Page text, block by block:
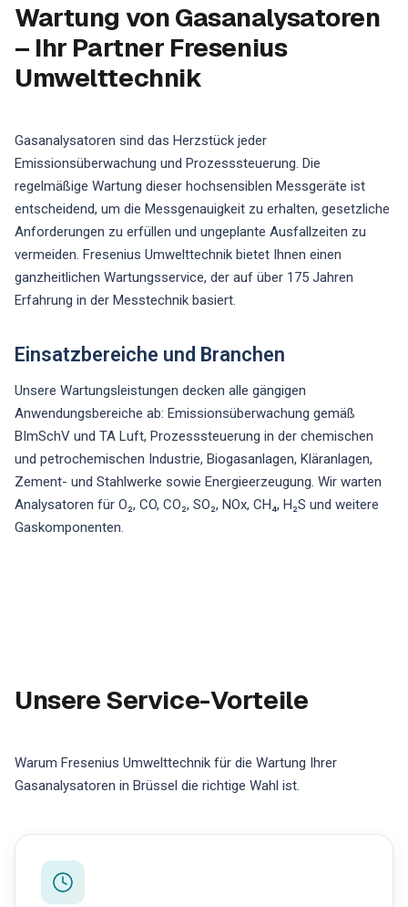
Wartung von Gasanalysatoren
– Ihr Partner Fresenius
Umwelttechnik
Gasanalysatoren sind das Herzstück jeder
Emissionsüberwachung und Prozesssteuerung. Die
regelmäßige Wartung dieser hochsensiblen Messgeräte ist
entscheidend, um die Messgenauigkeit zu erhalten, gesetzliche
Anforderungen zu erfüllen und ungeplante Ausfallzeiten zu
vermeiden. Fresenius Umwelttechnik bietet Ihnen einen
ganzheitlichen Wartungsservice, der auf über 175 Jahren
Erfahrung in der Messtechnik basiert.
Einsatzbereiche und Branchen
Unsere Wartungsleistungen decken alle gängigen
Anwendungsbereiche ab: Emissionsüberwachung gemäß
BImSchV und TA Luft, Prozesssteuerung in der chemischen
und petrochemischen Industrie, Biogasanlagen, Kläranlagen,
Zement- und Stahlwerke sowie Energieerzeugung. Wir warten
Analysatoren für O₂, CO, CO₂, SO₂, NOx, CH₄, H₂S und weitere
Gaskomponenten.
Unsere Service-Vorteile
Warum Fresenius Umwelttechnik für die Wartung Ihrer
Gasanalysatoren in Brüssel die richtige Wahl ist.